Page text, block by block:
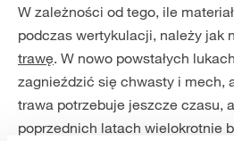
W zależności od tego, ile
podczas wertykulacji, należy jak
trawę. W nowo powstałych
zagnieździć się chwasty i mech,
trawa potrzebuje jeszcze czasu,
poprzednich latach wielokrotnie